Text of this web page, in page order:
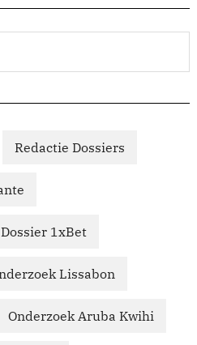
Redactie Dossiers
Dossier 1xBet
Lissabon
Onderzoek Aruba Kwihi